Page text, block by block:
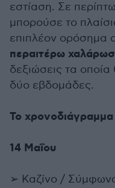
εστίαση. Σε
μπορούσε το
επιπλέον ορόσημα
περαιτέρω
δεξιώσεις τα οποία
δύο εβδομάδες.
Το
14 Μαΐου
➢ Καζίνο /